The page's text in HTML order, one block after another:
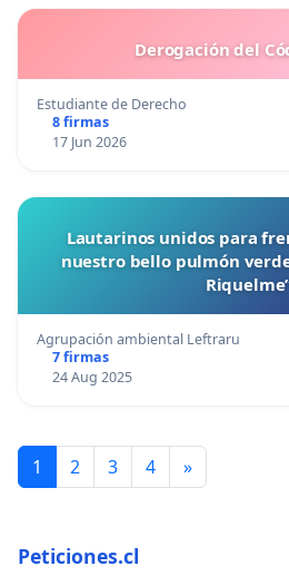
Derogación del
Estudiante de Derecho
8 firmas
17 Jun 2026
Lautarinos unidos para
nuestro bello pulmón
Agrupación ambiental Leftraru
7 firmas
24 Aug 2025
1 2 3 4 »
Peticiones.cl